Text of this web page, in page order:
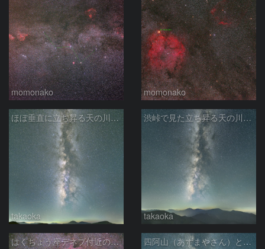
momonako momonako
ほぼ垂直に立ち昇る天の川銀河
takaoka
渋峠で見た立ち昇る天の川銀河
takaoka
はくちょう座デネブ付近の空域 260720 四阿山（あずまやさん）と立ち昇る夏の銀河